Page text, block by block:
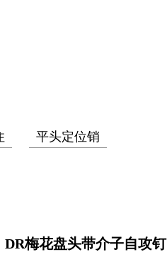
平头定位销
DR梅花盘头带介子自攻钉